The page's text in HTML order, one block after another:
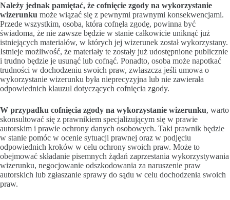
Należy jednak pamiętać, że cofnięcie zgody na wykorzystanie
wizerunku może wiązać się z pewnymi prawnymi konsekwencjami.
Przede wszystkim, osoba, która cofnęła zgodę, powinna być
świadoma, że nie zawsze będzie w stanie całkowicie uniknąć już
istniejących materiałów, w których jej wizerunek został wykorzystany.
Istnieje możliwość, że materiały te zostały już udostępnione publicznie
i trudno będzie je usunąć lub cofnąć. Ponadto, osoba może napotkać
trudności w dochodzeniu swoich praw, zwłaszcza jeśli umowa o
wykorzystanie wizerunku była nieprecyzyjna lub nie zawierała
odpowiednich klauzul dotyczących cofnięcia zgody.
W przypadku cofnięcia zgody na wykorzystanie wizerunku, warto
skonsultować się z prawnikiem specjalizującym się w prawie
autorskim i prawie ochrony danych osobowych. Taki prawnik będzie
w stanie pomóc w ocenie sytuacji prawnej oraz w podjęciu
odpowiednich kroków w celu ochrony swoich praw. Może to
obejmować składanie pisemnych żądań zaprzestania wykorzystywania
wizerunku, negocjowanie odszkodowania za naruszenie praw
autorskich lub zgłaszanie sprawy do sądu w celu dochodzenia swoich
praw.